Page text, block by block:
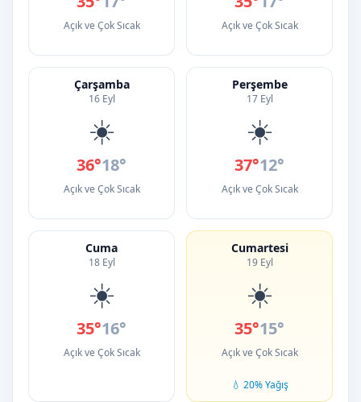
Açık ve Çok Sıcak Açık ve Çok Sıcak
Çarşamba
16 Eyl
☀️
36°18°
Açık ve Çok Sıcak
Perşembe
17 Eyl
☀️
37°12°
Açık ve Çok Sıcak
Cuma
18 Eyl
☀️
35°16°
Açık ve Çok Sıcak
Cumartesi
19 Eyl
☀️
35°15°
Açık ve Çok Sıcak
💧 20% Yağış